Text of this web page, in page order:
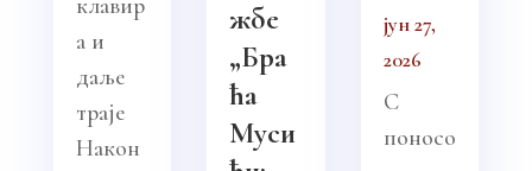
а и
даље
траје
Након
жбе
„Бра
ћа
Муси
јун 27,
2026
С
поносо